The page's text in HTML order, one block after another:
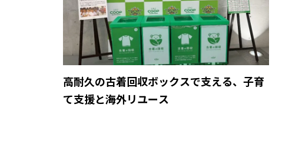
高耐久の古着回収ボックスで支える、子育
て支援と海外リユース